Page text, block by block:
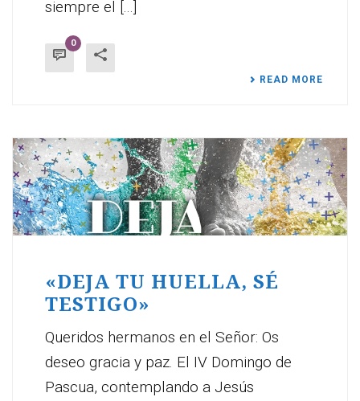
siempre el [...]
0
READ MORE
«DEJA TU HUELLA, SÉ
TESTIGO»
Queridos hermanos en el Señor: Os
deseo gracia y paz. El IV Domingo de
Pascua, contemplando a Jesús